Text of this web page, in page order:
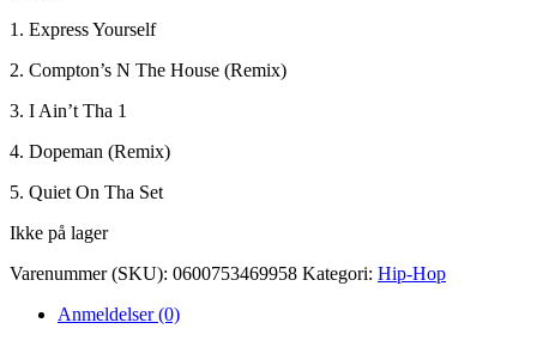
1. Express Yourself
2. Compton’s N The House (Remix)
3. I Ain’t Tha 1
4. Dopeman (Remix)
5. Quiet On Tha Set
Ikke på lager
Varenummer (SKU): 0600753469958 Kategori: Hip-Hop
Anmeldelser (0)